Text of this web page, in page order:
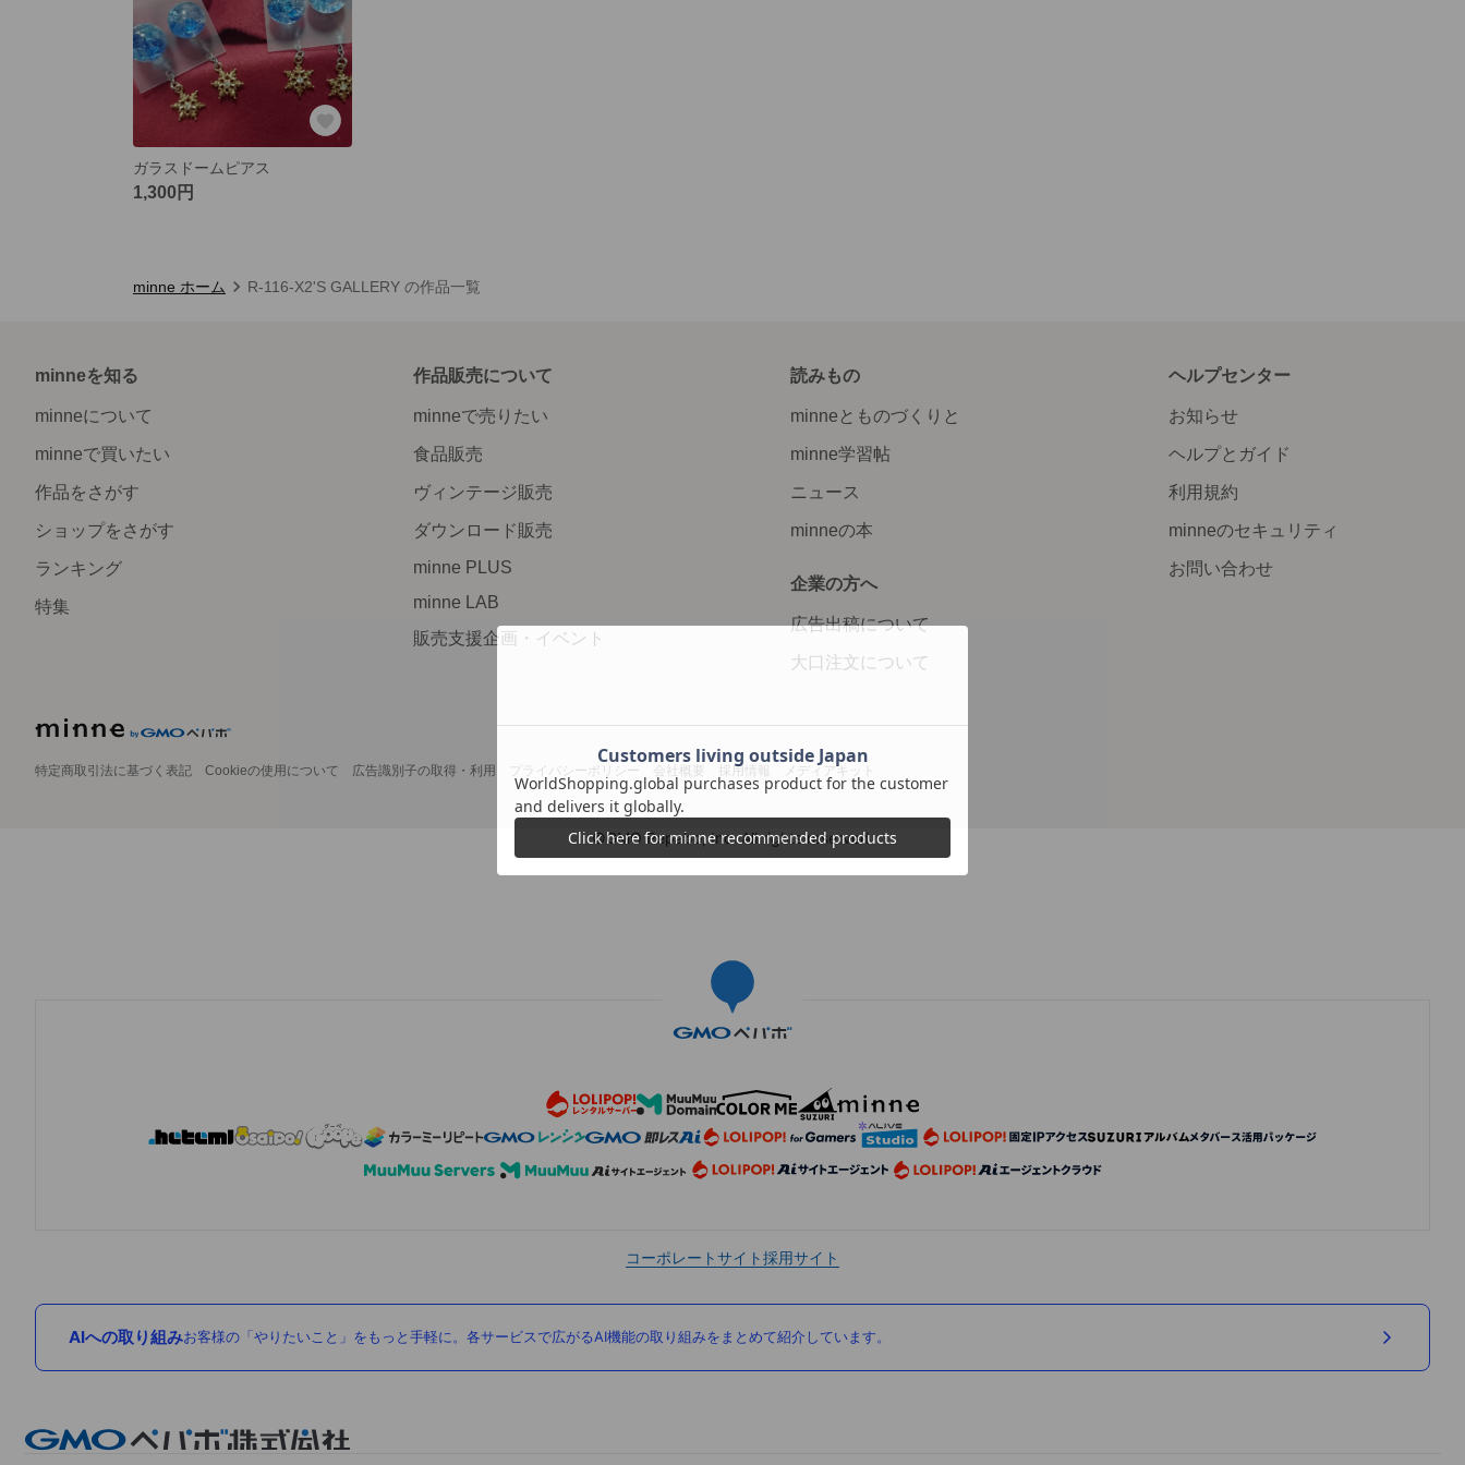
ガラスドームピアス
1,300円
minne ホーム R-116-X2'S GALLERY の作品一覧
minneを知る
minneについて
minneで買いたい
作品をさがす
ショップをさがす
ランキング
特集
作品販売について
minneで売りたい
食品販売
ヴィンテージ販売
ダウンロード販売
minne PLUS
minne LAB
販売支援企画・イベント
読みもの
minneとものづくりと
minne学習帖
ニュース
minneの本
企業の方へ
広告出稿について
大口注文について
ヘルプセンター
お知らせ
ヘルプとガイド
利用規約
minneのセキュリティ
お問い合わせ
特定商取引法に基づく表記 Cookieの使用について 広告識別子の取得・利用 プライバシーポリシー 会社概要 採用情報 メディアキット
©GMO Pepabo, Inc. All rights reserved.
コーポレートサイト採用サイト
AIへの取り組みお客様の「やりたいこと」をもっと手軽に。各サービスで広がるAI機能の取り組みをまとめて紹介しています。